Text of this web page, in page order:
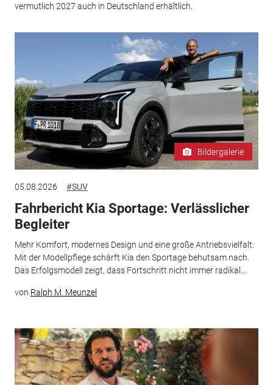
vermutlich 2027 auch in Deutschland erhältlich.
Bildergalerie
05.08.2026 #SUV
Fahrbericht Kia Sportage: Verlässlicher
Begleiter
Mehr Komfort, modernes Design und eine große Antriebsvielfalt:
Mit der Modellpflege schärft Kia den Sportage behutsam nach.
Das Erfolgsmodell zeigt, dass Fortschritt nicht immer radikal...
von Ralph M. Meunzel